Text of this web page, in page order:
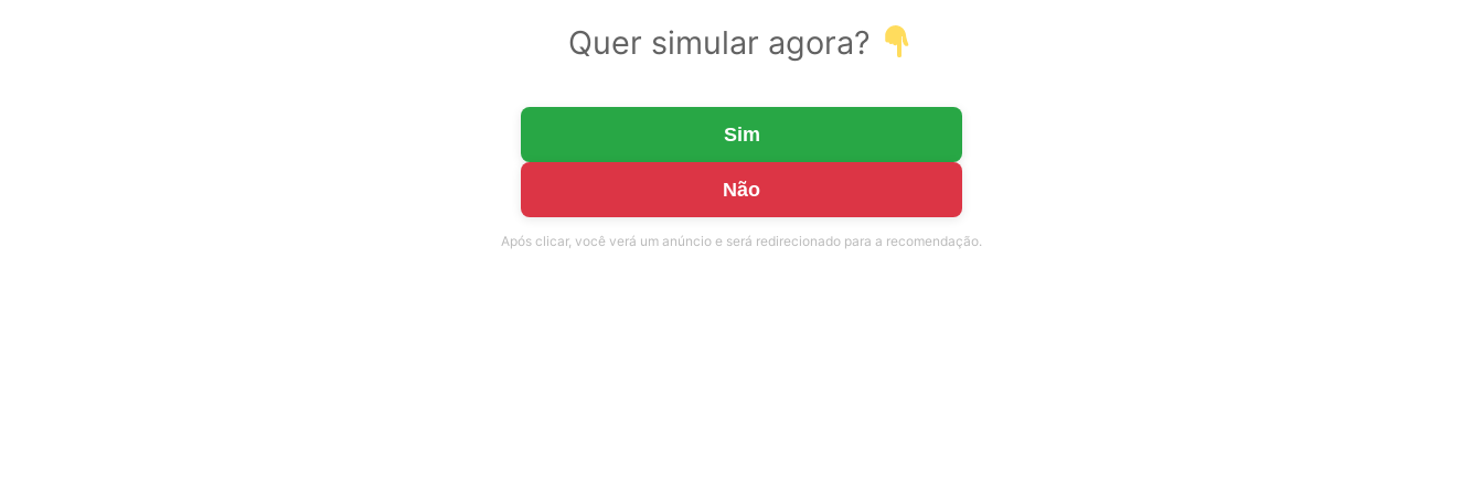
Quer simular agora?
Sim
Não
Após clicar, você verá um anúncio e será redirecionado para a recomendação.